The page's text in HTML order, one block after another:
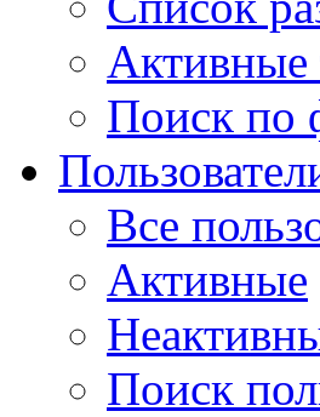
Поиск по
Все
Активные
Поиск